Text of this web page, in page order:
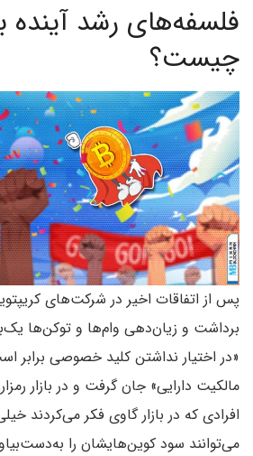
فلسفه‌های رشد
چیست؟
پس از اتفاقات اخیر در شرکت‌های
برداشت و زیان‌دهی وام‌ها و توکن‌ها
«در اختیار نداشتن کلید خصوصی برابر
مالکیت دارایی» جان گرفت و در بازار
افرادی که در بازار گاوی فکر می‌کردند
می‌توانند سود کوین‌هایشان را